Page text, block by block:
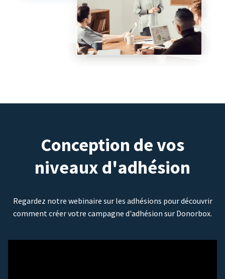
Conception de vos
niveaux d'adhésion
Regardez notre webinaire sur les adhésions pour découvrir
comment créer votre campagne d'adhésion sur Donorbox.